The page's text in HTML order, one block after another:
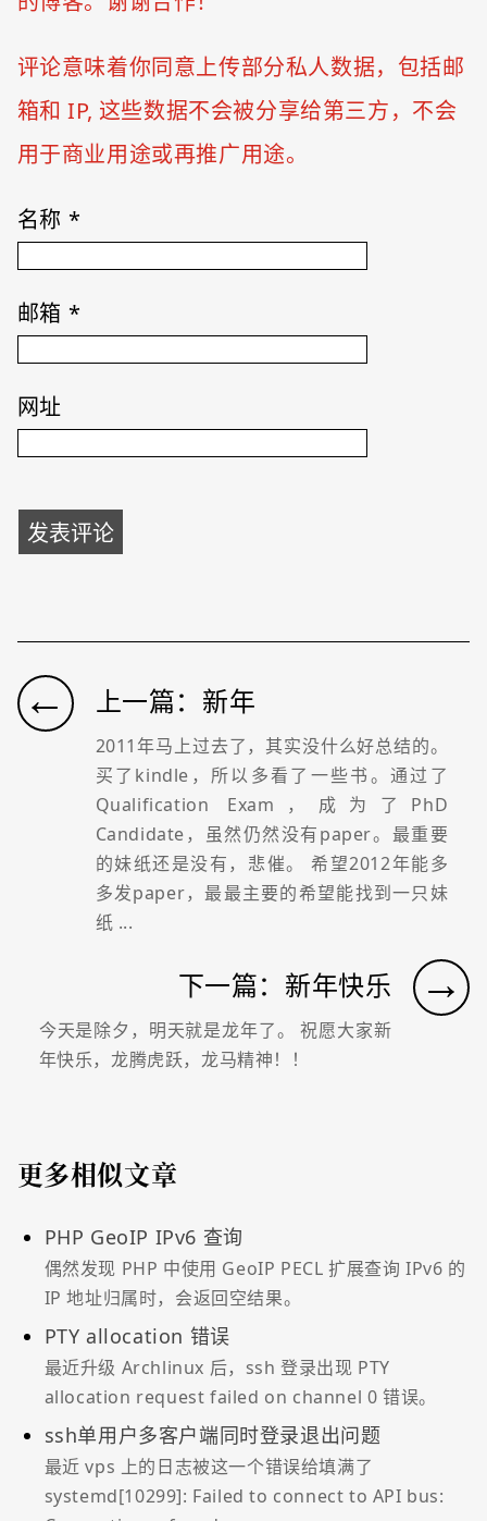
评论意味着你同意上传部分私人数据，包括邮
箱和 IP, 这些数据不会被分享给第三方，不会
用于商业用途或再推广用途。
名称 *
邮箱 *
网址
← 上一篇：新年
2011年马上过去了，其实没什么好总结的。
买了kindle，所以多看了一些书。通过了
Qualification Exam，成为了PhD
Candidate，虽然仍然没有paper。最重要
的妹纸还是没有，悲催。 希望2012年能多
多发paper，最最主要的希望能找到一只妹
纸 ...
→
下一篇：新年快乐
今天是除夕，明天就是龙年了。 祝愿大家新
年快乐，龙腾虎跃，龙马精神！！
更多相似文章
PHP GeoIP IPv6 查询
偶然发现 PHP 中使用 GeoIP PECL 扩展查询 IPv6 的
IP 地址归属时，会返回空结果。
PTY allocation 错误
最近升级 Archlinux 后，ssh 登录出现 PTY
allocation request failed on channel 0 错误。
ssh单用户多客户端同时登录退出问题
最近 vps 上的日志被这一个错误给填满了
systemd[10299]: Failed to connect to API bus: